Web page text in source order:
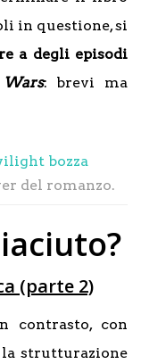
in questione, si
a degli episodi
: brevi ma
del romanzo.
(parte 2)
contrasto, con
strutturazione